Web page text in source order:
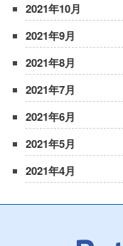
2021年10月
2021年9月
2021年8月
2021年7月
2021年6月
2021年5月
2021年4月